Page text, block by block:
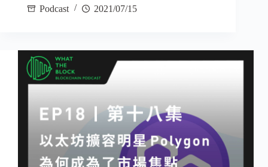
Podcast
2021/07/15